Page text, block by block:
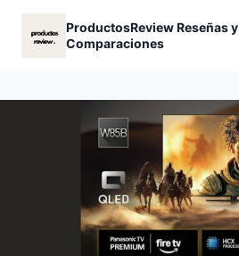
Saltar
contenido
ProductosReview Reseñas y
Comparaciones